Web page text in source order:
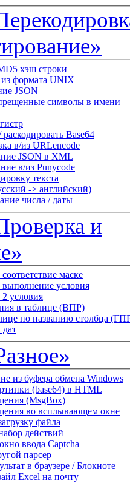
хэш строки
из формата UNIX
JSON
символы в имени
Base64
в/из URLencode
JSON в XML
в/из Punycode
текста
-> английский)
числа / даты
и
маске
условия
условия
в таблице (ВПР)
по названию столбца
из буфера обмена Windows
(base64) в HTML
(MsgBox)
во всплывающем окне
файла
действий
ввода Captcha
парсер
в браузере / Блокноте
Excel на почту